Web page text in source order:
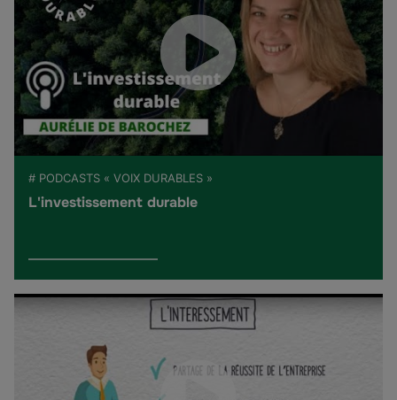
# PODCASTS « VOIX DURABLES »
L'investissement durable